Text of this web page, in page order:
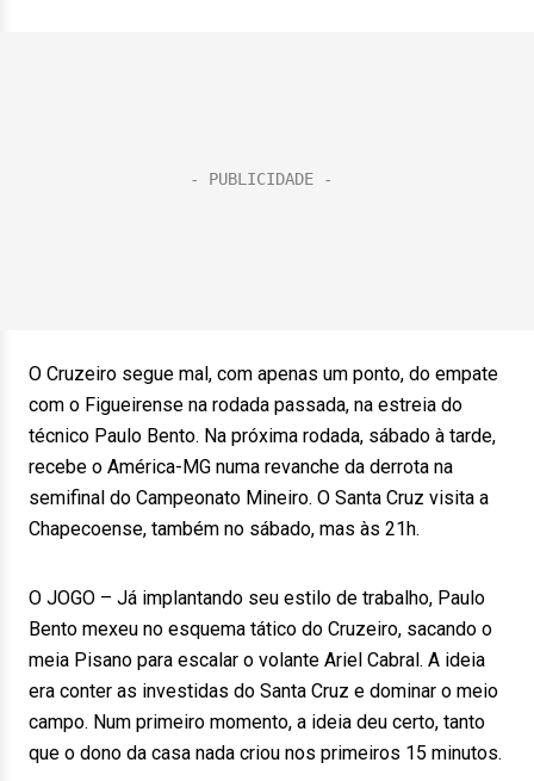
O Cruzeiro segue mal, com apenas um ponto, do empate
com o Figueirense na rodada passada, na estreia do
técnico Paulo Bento. Na próxima rodada, sábado à tarde,
recebe o América-MG numa revanche da derrota na
semifinal do Campeonato Mineiro. O Santa Cruz visita a
Chapecoense, também no sábado, mas às 21h.
O JOGO – Já implantando seu estilo de trabalho, Paulo
Bento mexeu no esquema tático do Cruzeiro, sacando o
meia Pisano para escalar o volante Ariel Cabral. A ideia
era conter as investidas do Santa Cruz e dominar o meio
campo. Num primeiro momento, a ideia deu certo, tanto
que o dono da casa nada criou nos primeiros 15 minutos.